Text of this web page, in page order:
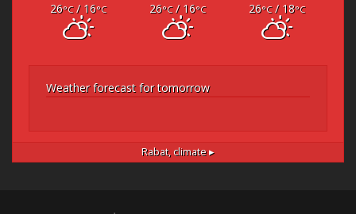
26°C/ 16°C 26°C/ 16°C 26°C/ 18°C
Weather forecast for tomorrow
Rabat, climate ▸